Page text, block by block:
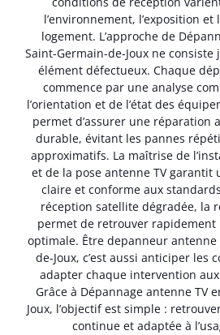
l’environnement, l’exposition
logement. L’approche de
Saint-Germain-de-Joux ne
élément défectueux. Chaque
commence par une analyse
l’orientation et de l’état des
permet d’assurer une réparation
durable, évitant les pannes
approximatifs. La maîtrise de
et de la pose antenne TV garantit
claire et conforme aux
réception satellite dégradée, la
permet de retrouver rapidement
optimale. Être depanneur antenne
de-Joux, c’est aussi anticiper les
adapter chaque intervention
Grâce à Dépannage antenne TV
Joux, l’objectif est simple :
continue et adaptée à